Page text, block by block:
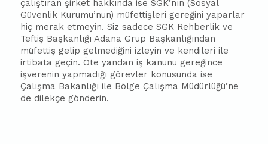
çalıştıran şirket hakkında ise SGK’nın (Sosyal
Güvenlik Kurumu’nun) müfettişleri gereğini yaparlar
hiç merak etmeyin. Siz sadece SGK Rehberlik ve
Teftiş Başkanlığı Adana Grup Başkanlığından
müfettiş gelip gelmediğini izleyin ve kendileri ile
irtibata geçin. Öte yandan iş kanunu gereğince
işverenin yapmadığı görevler konusunda ise
Çalışma Bakanlığı ile Bölge Çalışma Müdürlüğü’ne
de dilekçe gönderin.